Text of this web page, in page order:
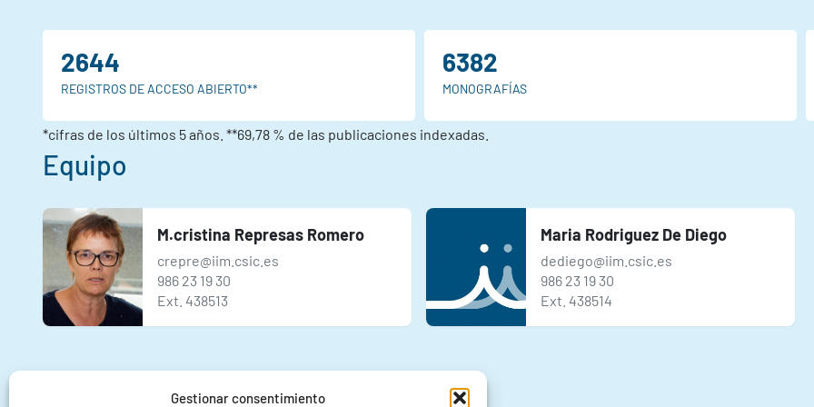
Gestionar consentimiento
2644
REGISTROS DE ACCESO ABIERTO**
6382
MONOGRAFÍAS
*cifras de los últimos 5 años. **69,78 % de las publicaciones indexadas.
Equipo
M.cristina Represas Romero
crepre@iim.csic.es
986 23 19 30
Ext. 438513
Maria Rodriguez De Diego
dediego@iim.csic.es
986 23 19 30
Ext. 438514